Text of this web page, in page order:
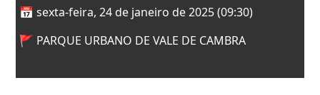
📅 sexta-feira, 24 de janeiro de 2025 (09:30)
🚩 PARQUE URBANO DE VALE DE CAMBRA